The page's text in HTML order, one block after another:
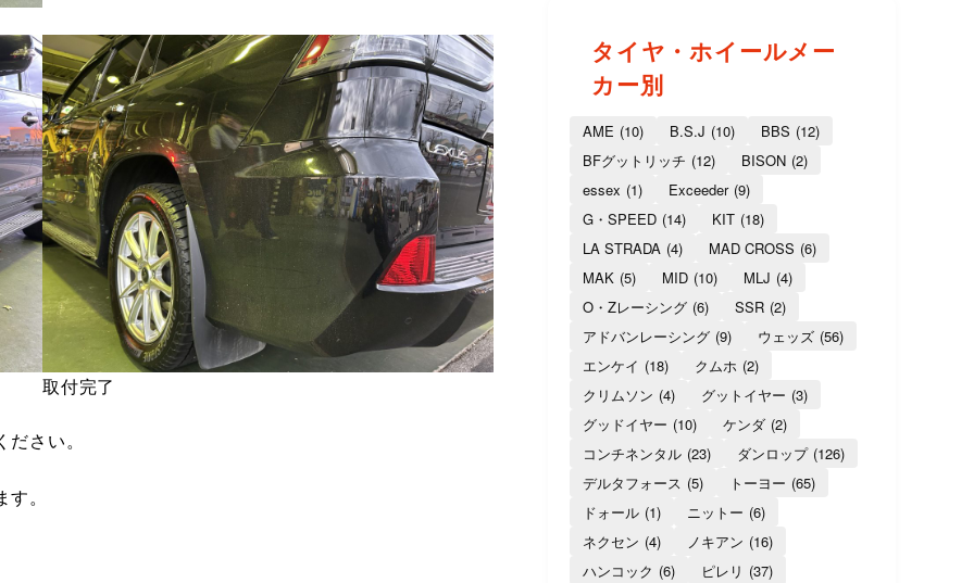
取付完了
さい。
。
タイヤ・ホイールメー
カー別
AME (10) B.S.J (10) BBS (12)
BFグットリッチ (12) BISON (2)
essex (1) Exceeder (9)
G・SPEED (14) KIT (18)
LA STRADA (4) MAD CROSS (6)
MAK (5) MID (10) MLJ (4)
O・Zレーシング (6) SSR (2)
アドバンレーシング (9) ウェッズ (56)
エンケイ (18) クムホ (2)
クリムソン (4) グットイヤー (3)
グッドイヤー (10) ケンダ (2)
コンチネンタル (23) ダンロップ (126)
デルタフォース (5) トーヨー (65)
ドォール (1) ニットー (6)
ネクセン (4) ノキアン (16)
ハンコック (6) ピレリ (37)